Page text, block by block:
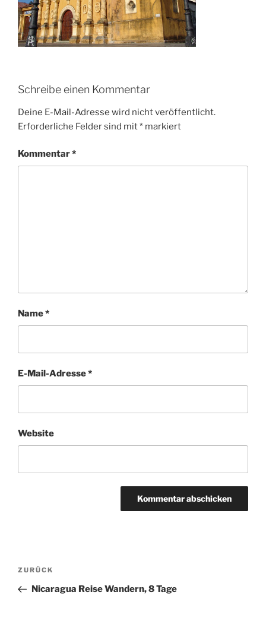
Schreibe einen Kommentar
Deine E-Mail-Adresse wird nicht veröffentlicht.
Erforderliche Felder sind mit* markiert
Kommentar*
Name*
E-Mail-Adresse*
Website
Beitragsnavigation
Vorheriger
Beitrag
ZURÜCK
Nicaragua Reise Wandern, 8 Tage